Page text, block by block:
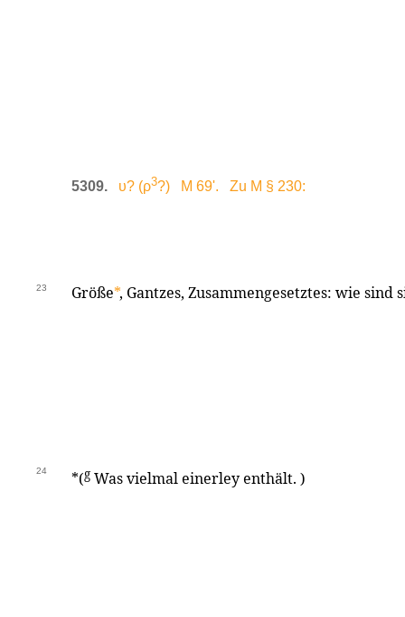
5309. υ? (ρ3?) M 69'. Zu M § 230:
23 Größe*, Gantzes, Zusammengesetztes: wie sind
24 *(g Was vielmal einerley enthält. )